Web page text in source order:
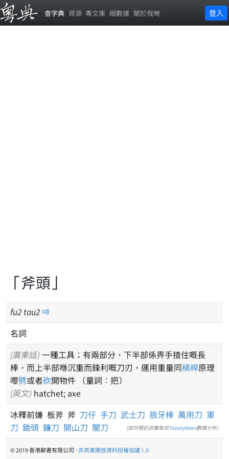
查字典 資源 粵文庫 細數據 關於我哋 登入
「斧頭」
fu2 tau2
名詞
(廣東話) 一種工具；有兩部分，下半部係畀手揸住嘅長
棒，而上半部喺沉重而鋒利嘅刀刃，運用重量同槓桿原理
嚟劈或者砍開物件 （量詞：把）
(英文) hatchet; axe
冰釋前嫌 板斧 斧 刀仔 手刀 武士刀 狼牙棒 萬用刀 軍
刀 鋤頭 鐮刀 開山刀 關刀 (部份類近詞彙取自ToastyNews數據分析)
© 2019 香港辭書有限公司 -非商業開放資料授權協議 1.0